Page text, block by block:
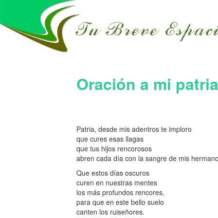
Oración a mi patria
Patria, desde mis adentros te imploro
que cures esas llagas
que tus hijos rencorosos
abren cada día con la sangre de mis
Que estos días oscuros
curen en nuestras mentes
los más profundos rencores,
para que en este bello suelo
canten los ruiseñores.